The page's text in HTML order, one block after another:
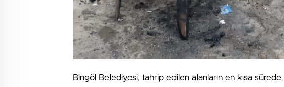
Bingöl Belediyesi, tahrip edilen alanların en kısa